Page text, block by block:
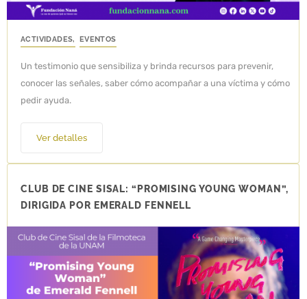
ACTIVIDADES, EVENTOS
Un testimonio que sensibiliza y brinda recursos para prevenir,
conocer las señales, saber cómo acompañar a una víctima y cómo
pedir ayuda.
Ver detalles
CLUB DE CINE SISAL: “PROMISING YOUNG WOMAN”,
DIRIGIDA POR EMERALD FENNELL